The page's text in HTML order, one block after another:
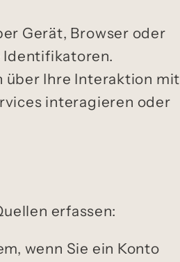
Gerät, Browser oder
Identifikatoren.
Ihre Interaktion mit
interagieren oder
erfassen:
wenn Sie ein Konto